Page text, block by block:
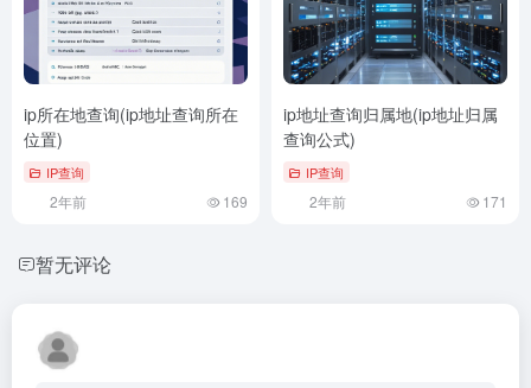
ip所在地查询(ip地址查询所在
位置)
IP查询
2年前 169
ip地址查询归属地(ip地址归属
查询公式)
IP查询
2年前 171
暂无评论